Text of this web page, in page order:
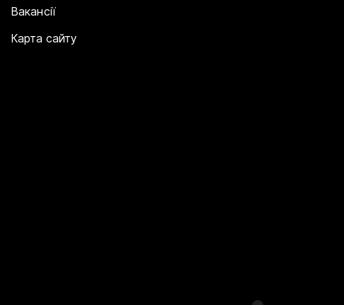
Вакансії
Карта сайту